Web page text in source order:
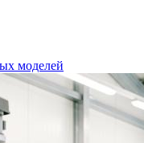
моделей